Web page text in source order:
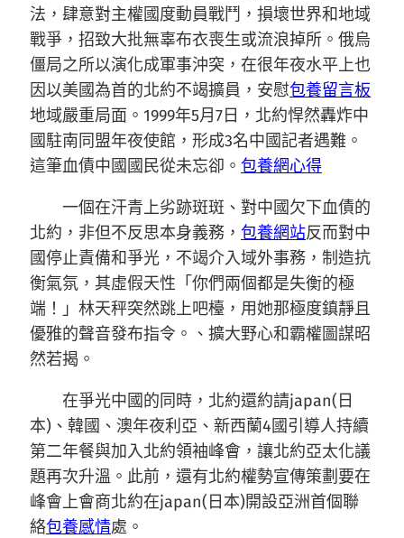
法，肆意對主權國度動員戰鬥，損壞世界和地域
戰爭，招致大批無辜布衣喪生或流浪掉所。俄烏
僵局之所以演化成軍事沖突，在很年夜水平上也
因以美國為首的北約不竭擴員，安慰包養留言板
地域嚴重局面。1999年5月7日，北約悍然轟炸中
國駐南同盟年夜使館，形成3名中國記者遇難。
這筆血債中國國民從未忘卻。 包養網心得
一個在汗青上劣跡斑斑、對中國欠下血債的
北約，非但不反思本身義務， 包養網站反而對中
國停止責備和爭光，不竭介入域外事務，制造抗
衡氣氛，其虛假天性「你們兩個都是失衡的極
端！」林天秤突然跳上吧檯，用她那極度鎮靜且
優雅的聲音發布指令。、擴大野心和霸權圖謀昭
然若揭。
在爭光中國的同時，北約還約請japan(日
本)、韓國、澳年夜利亞、新西蘭4國引導人持續
第二年餐與加入北約領袖峰會，讓北約亞太化議
題再次升溫。此前，還有北約權勢宣傳策劃要在
峰會上會商北約在japan(日本)開設亞洲首個聯
絡包養感情處。